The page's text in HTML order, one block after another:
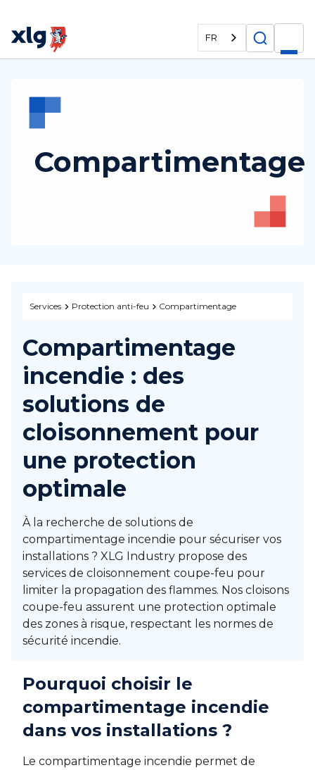
FR
Compartimentage
Services Protection anti-feu Compartimentage
Compartimentage
incendie : des
solutions de
cloisonnement pour
une protection
optimale
À la recherche de solutions de
compartimentage incendie pour sécuriser vos
installations ? XLG Industry propose des
services de cloisonnement coupe-feu pour
limiter la propagation des flammes. Nos cloisons
coupe-feu assurent une protection optimale
des zones à risque, respectant les normes de
sécurité incendie.
Pourquoi choisir le
compartimentage incendie
dans vos installations ?
Le compartimentage incendie permet de